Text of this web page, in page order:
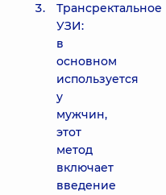
Трансректальное
УЗИ:
в
основном
используется
у
мужчин,
этот
метод
включает
введение